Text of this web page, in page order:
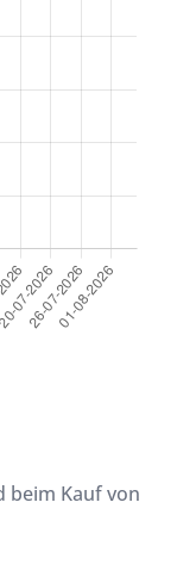
beim Kauf von